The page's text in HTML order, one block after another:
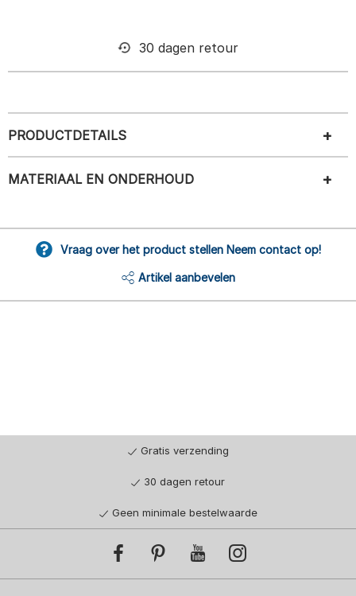
30 dagen retour
PRODUCTDETAILS
MATERIAAL EN ONDERHOUD
Vraag over het product stellen Neem contact op!
Artikel aanbevelen
Gratis verzending
30 dagen retour
Geen minimale bestelwaarde